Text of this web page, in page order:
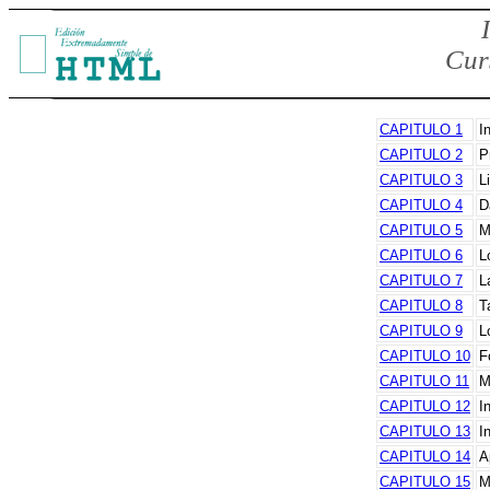
CAPITULO 1
CAPITULO 2
CAPITULO 3
CAPITULO 4
CAPITULO 5
CAPITULO 6
CAPITULO 7
CAPITULO 8
CAPITULO 9
CAPITULO 10
CAPITULO 11
CAPITULO 12
CAPITULO 13
CAPITULO 14
CAPITULO 15